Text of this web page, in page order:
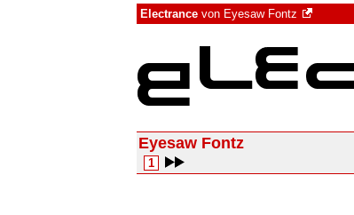
Electrance von Eyesaw Fontz
Eyesaw Fontz
1